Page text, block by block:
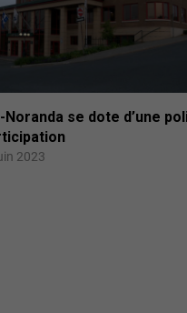
Noranda se dote d’une
2023